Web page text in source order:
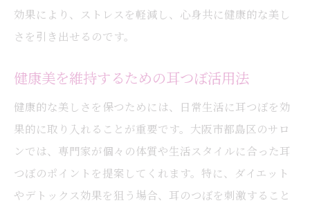
効果により、ストレスを軽減し、心身共に健康的な美し
さを引き出せるのです。
健康美を維持するための耳つぼ活用法
健康的な美しさを保つためには、日常生活に耳つぼを効
果的に取り入れることが重要です。大阪市都島区のサロ
ンでは、専門家が個々の体質や生活スタイルに合った耳
つぼのポイントを提案してくれます。特に、ダイエット
やデトックス効果を狙う場合、耳のつぼを刺激すること